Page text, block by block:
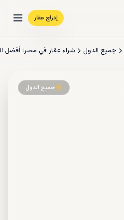
إدراج عقار
جميع الدول شراء عقار في مصر: أفضل المشاريع
جميع الدول